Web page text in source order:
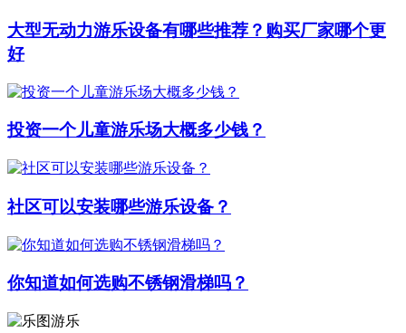
大型无动力游乐设备有哪些推荐？购买厂家哪个更
好
投资一个儿童游乐场大概多少钱？
社区可以安装哪些游乐设备？
你知道如何选购不锈钢滑梯吗？